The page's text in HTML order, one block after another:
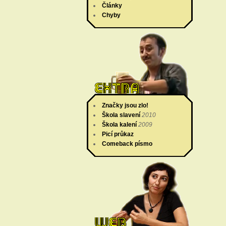
Články
Chyby
Značky jsou zlo!
Škola slavení 2010
Škola kalení 2009
Picí průkaz
Comeback písmo